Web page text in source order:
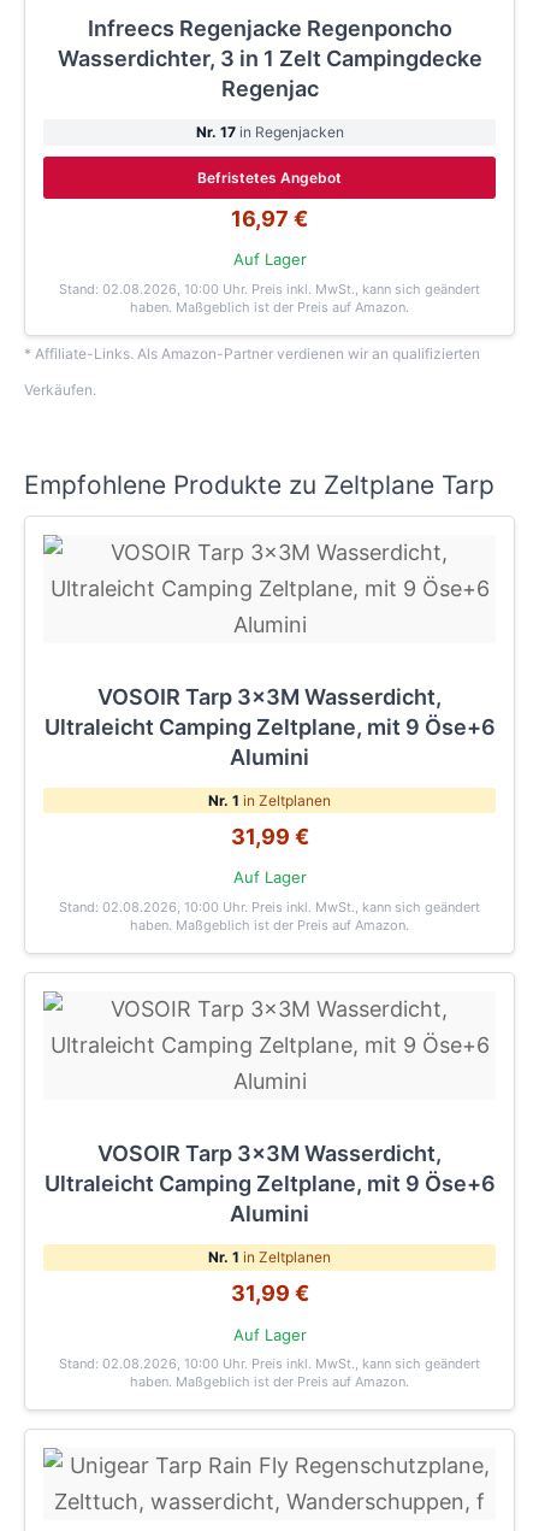
Infreecs Regenjacke Regenponcho
Wasserdichter, 3 in 1 Zelt Campingdecke
Regenjac
Nr. 17in Regenjacken
Befristetes Angebot
16,97 €
Auf Lager
Stand: 02.08.2026, 10:00 Uhr. Preis inkl. MwSt., kann sich geändert
haben. Maßgeblich ist der Preis auf Amazon.
* Affiliate-Links. Als Amazon-Partner verdienen wir an qualifizierten
Verkäufen.
Empfohlene Produkte zu Zeltplane Tarp
VOSOIR Tarp 3x3M Wasserdicht,
Ultraleicht Camping Zeltplane, mit 9 Öse+6
Alumini
Nr. 1 in Zeltplanen
31,99 €
Auf Lager
Stand: 02.08.2026, 10:00 Uhr. Preis inkl. MwSt., kann sich geändert
haben. Maßgeblich ist der Preis auf Amazon.
VOSOIR Tarp 3x3M Wasserdicht,
Ultraleicht Camping Zeltplane, mit 9 Öse+6
Alumini
Nr. 1 in Zeltplanen
31,99 €
Auf Lager
Stand: 02.08.2026, 10:00 Uhr. Preis inkl. MwSt., kann sich geändert
haben. Maßgeblich ist der Preis auf Amazon.